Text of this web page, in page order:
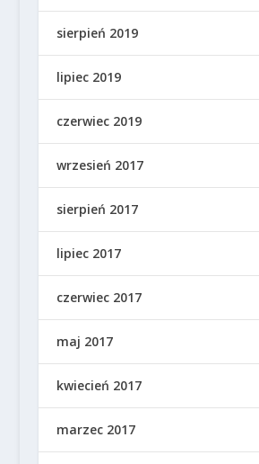
sierpień 2019
lipiec 2019
czerwiec 2019
wrzesień 2017
sierpień 2017
lipiec 2017
czerwiec 2017
maj 2017
kwiecień 2017
marzec 2017